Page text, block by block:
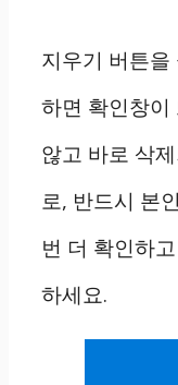
지우기 버튼을
하면 확인창이
않고 바로 삭
로, 반드시 본
번 더 확인하
하세요.